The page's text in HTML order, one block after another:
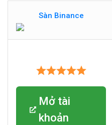
Sàn Binance
Mở tài
khoản